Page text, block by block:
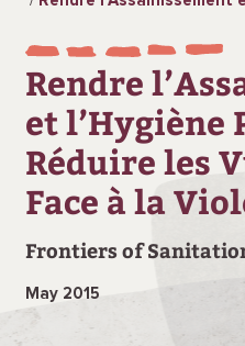
Rendre
et l’Hygiène
Réduire les
Face à la
Frontiers of
May 2015